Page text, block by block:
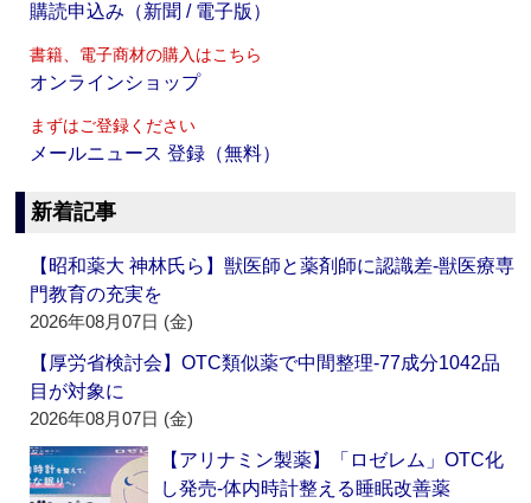
購読申込み（新聞 / 電子版）
書籍、電子商材の購入はこちら
オンラインショップ
まずはご登録ください
メールニュース 登録（無料）
新着記事
【昭和薬大 神林氏ら】獣医師と薬剤師に認識差‐獣医療専
門教育の充実を
2026年08月07日 (金)
【厚労省検討会】OTC類似薬で中間整理‐77成分1042品
目が対象に
2026年08月07日 (金)
【アリナミン製薬】「ロゼレム」OTC化
し発売‐体内時計整える睡眠改善薬